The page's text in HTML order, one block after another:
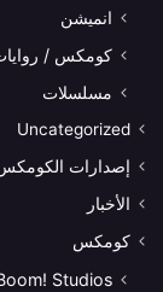
انميشن
كومكس /
مسلسلات
Uncategorized
إصدارات
الأخبار
كومكس
Studios